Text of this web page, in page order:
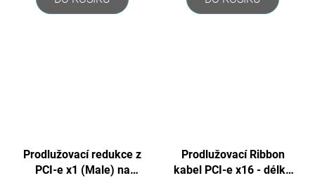
Prodlužovací redukce z
PCI-e x1 (Male) na
Prodlužovací Ribbon
kabel PCI-e x16 - délka